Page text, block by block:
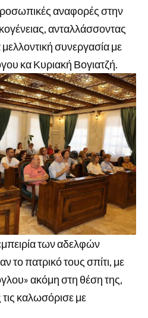
αναφορές στην
ανταλλάσσοντας
συνεργασία με
κα Κυριακή Βογιατζή.
των αδελφών
το πατρικό τους σπίτι, με
ακόμη στη θέση της,
καλωσόρισε με